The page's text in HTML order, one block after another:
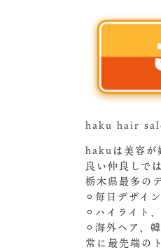
haku hair
hakuは美容が
良い仲良しで
栃木県最多の
⚪︎毎日デザイ
⚪︎ハイライト
⚪︎海外ヘア、
常に最先端の